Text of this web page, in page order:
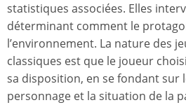
statistiques associées. Elles
déterminant comment le
l’environnement. La nature des
classiques est que le joueur
sa disposition, en se fondant sur
personnage et la situation de la